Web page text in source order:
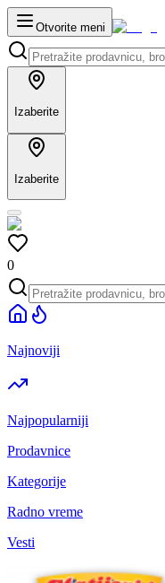
Otvorite meni
Izaberite
Izaberite
0
Najnoviji
Najpopularniji
Prodavnice
Kategorije
Radno vreme
Vesti